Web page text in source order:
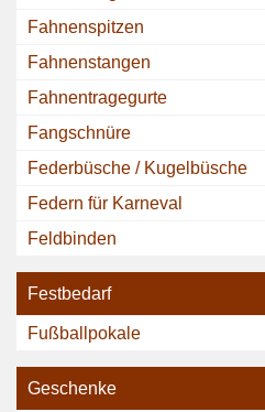
Fahnenspitzen
Fahnenstangen
Fahnentragegurte
Fangschnüre
Federbüsche / Kugelbüsche
Federn für Karneval
Feldbinden
Festbedarf
Fußballpokale
Geschenke